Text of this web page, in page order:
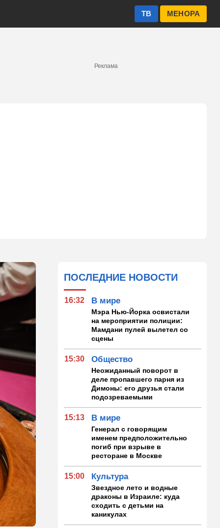
МЕНОРА
ТВ
Реклама
ПОСЛЕДНИЕ НОВОСТИ
16:32 В мире
Мэра Нью-Йорка освистали
на мероприятии полиции:
Мамдани пулей вылетел со
сцены
15:30 Общество
Неожиданный поворот в
деле пропавшего парня из
Димоны: его друзья стали
подозреваемыми
15:13 В мире
Генерал с говорящим
именем предположительно
погиб при взрыве в
ресторане в Москве
15:00 Культура
Звездное лето и водные
драконы в Израиле: куда
сходить с детьми на
каникулах